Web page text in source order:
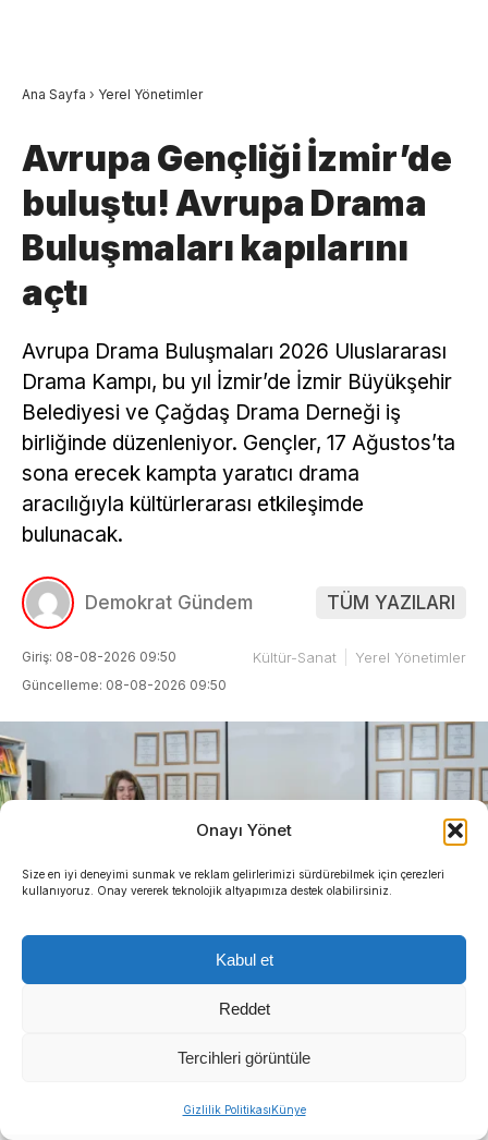
Onayı Yönet
Size en iyi deneyimi sunmak ve reklam gelirlerimizi sürdürebilmek için çerezleri
kullanıyoruz. Onay vererek teknolojik altyapımıza destek olabilirsiniz.
Kabul et
Reddet
Tercihleri görüntüle
Gizlilik PolitikasıKünye
Ana Sayfa › Yerel Yönetimler
Avrupa Gençliği İzmir’de
buluştu! Avrupa Drama
Buluşmaları kapılarını
açtı
Avrupa Drama Buluşmaları 2026 Uluslararası
Drama Kampı, bu yıl İzmir’de İzmir Büyükşehir
Belediyesi ve Çağdaş Drama Derneği iş
birliğinde düzenleniyor. Gençler, 17 Ağustos’ta
sona erecek kampta yaratıcı drama
aracılığıyla kültürlerarası etkileşimde
bulunacak.
Demokrat Gündem TÜM YAZILARI
Giriş: 08-08-2026 09:50
Güncelleme: 08-08-2026 09:50
Kültür-Sanat Yerel Yönetimler